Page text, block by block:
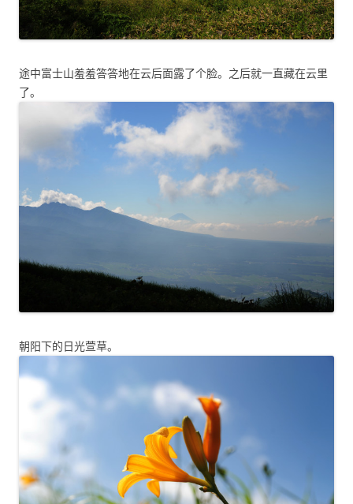
途中富士山羞羞答答地在云后面露了个脸。之后就一直藏在云里
了。
朝阳下的日光萱草。